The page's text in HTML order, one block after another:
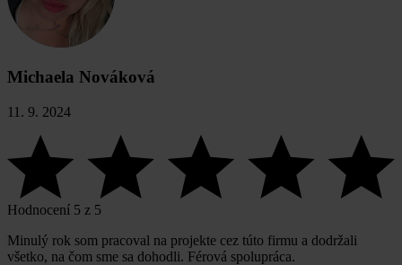
Michaela Nováková
11. 9. 2024
Hodnocení 5 z 5
Minulý rok som pracoval na projekte cez túto firmu a dodržali
všetko, na čom sme sa dohodli. Férová spolupráca.